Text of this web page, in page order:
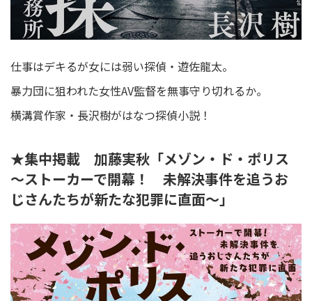
仕事はデキるが女には弱い探偵・遊佐龍太。
暴力団に狙われた女性AV監督を無事守り切れるか。
横溝賞作家・長沢樹がはなつ探偵小説！
★集中掲載 加藤実秋「メゾン・ド・ポリス
～ストーカーで開幕！ 未解決事件を追うお
じさんたちが新たな犯罪に直面～」